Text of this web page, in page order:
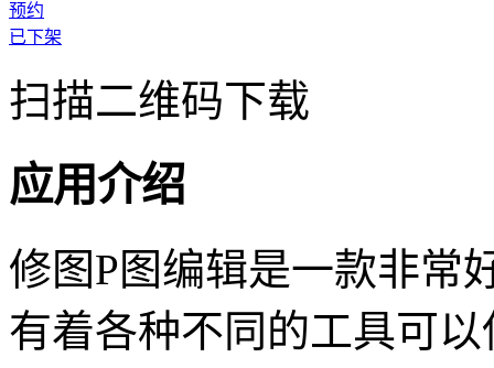
预约
已下架
扫描二维码下载
应用介绍
修图P图编辑是一款非常
有着各种不同的工具可